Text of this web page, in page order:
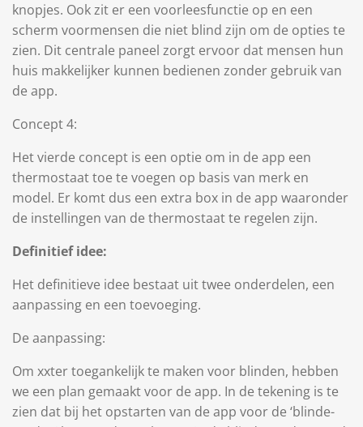
knopjes. Ook zit er een voorleesfunctie op en een
scherm voormensen die niet blind zijn om de opties te
zien. Dit centrale paneel zorgt ervoor dat mensen hun
huis makkelijker kunnen bedienen zonder gebruik van
de app.
Concept 4:
Het vierde concept is een optie om in de app een
thermostaat toe te voegen op basis van merk en
model. Er komt dus een extra box in de app waaronder
de instellingen van de thermostaat te regelen zijn.
Definitief idee:
Het definitieve idee bestaat uit twee onderdelen, een
aanpassing en een toevoeging.
De aanpassing:
Om xxter toegankelijk te maken voor blinden, hebben
we een plan gemaakt voor de app. In de tekening is te
zien dat bij het opstarten van de app voor de ‘blinde-